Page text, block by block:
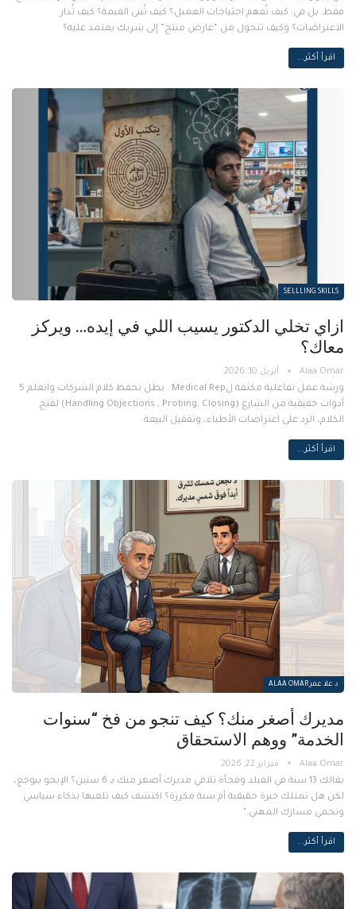
فقط. بل في: كيف تُفهم احتياجات العميل؟ كيف تُبنى القيمة؟ كيف تُدار
الاعتراضات؟ وكيف تتحول من “عارض منتج” إلى شريك يعتمد عليه؟
اقرأ أكثر...
SELLLING SKILLS
ازاي تخلي الدكتور يسيب اللي في إيده… ويركز
معاك؟
أبريل 10, 2026
ورشة عمل تفاعلية مكثفة لMedical Rep . بطل تحفظ كلام الشركات واتعلم 5
أدوات حقيقية من الشارع (Handling Objections , Probing, Closing) لفتح
الكلام، الرد على اعتراضات الأطباء، وتقفيل البيعة
اقرأ أكثر...
د علا عمر ALAA OMAR
مديرك أصغر منك؟ كيف تنجو من فخ “سنوات
الخدمة” ووهم الاستحقاق
فبراير 22, 2026
بقالك 13 سنة في الفيلد وفجأة تلاقي مديرك أصغر منك بـ 6 سنين؟ الإيجو بيوجع،
لكن هل تمتلك خبرة حقيقية أم سنة مكررة؟ اكتشف كيف تلعبها بذكاء سياسي
وتحمي مسارك المهني."
اقرأ أكثر...